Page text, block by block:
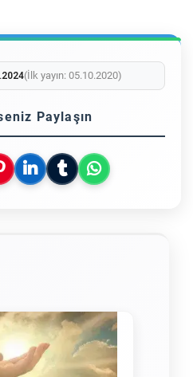
(İlk yayın: 05.10.2020)
Paylaşın